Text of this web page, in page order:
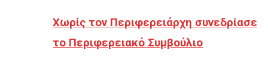
Χωρίς τον Περιφερειάρχη συνεδρίασε
το Περιφερειακό Συμβούλιο